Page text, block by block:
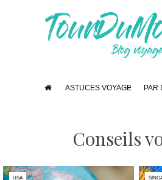
ASTUCES VOYAGE PAR
Conseils
USA